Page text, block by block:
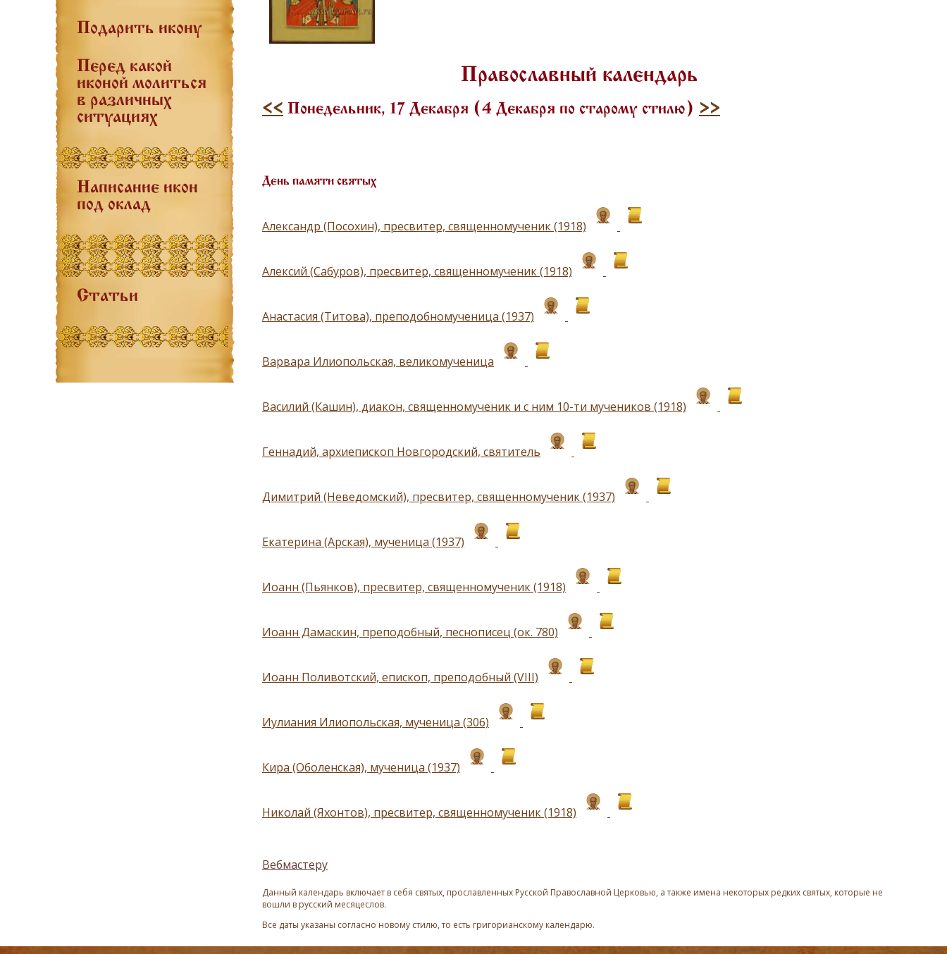
Подарить икону
Перед какой
иконой молиться
в различных
ситуациях
Написание икон
под оклад
Статьи
Православный календарь
<< Понедельник, 17 Декабря (4 Декабря по старому стилю) >>
День памяти святых
Александр (Посохин), пресвитер, священномученик (1918)
Алексий (Сабуров), пресвитер, священномученик (1918)
Анастасия (Титова), преподобномученица (1937)
Варвара Илиопольская, великомученица
Василий (Кашин), диакон, священномученик и с ним 10-ти мучеников (1918)
Геннадий, архиепископ Новгородский, святитель
Димитрий (Неведомский), пресвитер, священномученик (1937)
Екатерина (Арская), мученица (1937)
Иоанн (Пьянков), пресвитер, священномученик (1918)
Иоанн Дамаскин, преподобный, песнописец (ок. 780)
Иоанн Поливотский, епископ, преподобный (VIII)
Иулиания Илиопольская, мученица (306)
Кира (Оболенская), мученица (1937)
Николай (Яхонтов), пресвитер, священномученик (1918)
Вебмастеру
Данный календарь включает в себя святых, прославленных Русской Православной Церковью, а также имена некоторых редких святых, которые не
вошли в русский месяцеслов.
Все даты указаны согласно новому стилю, то есть григорианскому календарю.